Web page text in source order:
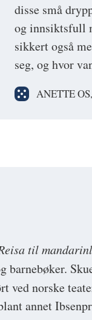
disse små
og innsiktsfull
sikkert også
seg, og hvor
ANETTE
til
barnebøker.
ved norske
annet